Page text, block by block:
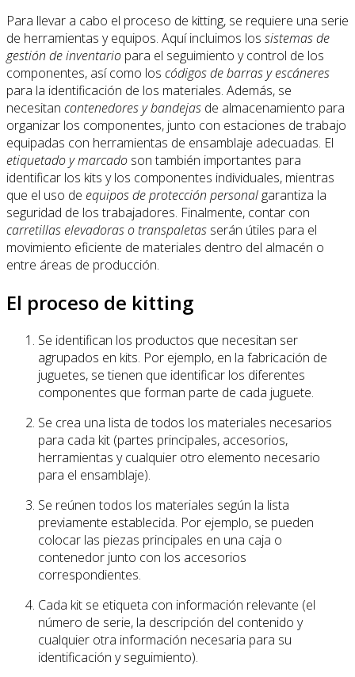
Para llevar a cabo el proceso de kitting, se requiere una serie
de herramientas y equipos. Aquí incluimos los sistemas de
gestión de inventario para el seguimiento y control de los
componentes, así como los códigos de barras y escáneres
para la identificación de los materiales. Además, se
necesitan contenedores y bandejas de almacenamiento para
organizar los componentes, junto con estaciones de trabajo
equipadas con herramientas de ensamblaje adecuadas. El
etiquetado y marcado son también importantes para
identificar los kits y los componentes individuales, mientras
que el uso de equipos de protección personal garantiza la
seguridad de los trabajadores. Finalmente, contar con
carretillas elevadoras o transpaletas serán útiles para el
movimiento eficiente de materiales dentro del almacén o
entre áreas de producción.
El proceso de kitting
Se identifican los productos que necesitan ser
agrupados en kits. Por ejemplo, en la fabricación de
juguetes, se tienen que identificar los diferentes
componentes que forman parte de cada juguete.
Se crea una lista de todos los materiales necesarios
para cada kit (partes principales, accesorios,
herramientas y cualquier otro elemento necesario
para el ensamblaje).
Se reúnen todos los materiales según la lista
previamente establecida. Por ejemplo, se pueden
colocar las piezas principales en una caja o
contenedor junto con los accesorios
correspondientes.
Cada kit se etiqueta con información relevante (el
número de serie, la descripción del contenido y
cualquier otra información necesaria para su
identificación y seguimiento).